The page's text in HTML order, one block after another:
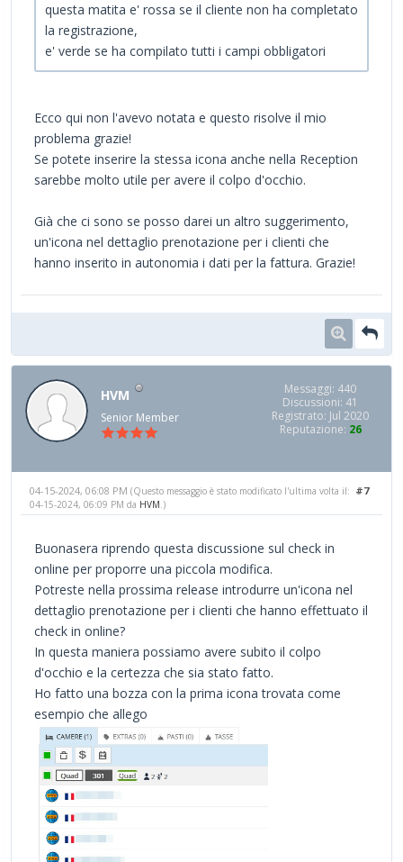
questa matita e' rossa se il cliente non ha completato
la registrazione,
e' verde se ha compilato tutti i campi obbligatori
Ecco qui non l'avevo notata e questo risolve il mio
problema grazie!
Se potete inserire la stessa icona anche nella Reception
sarebbe molto utile per avere il colpo d'occhio.
Già che ci sono se posso darei un altro suggerimento,
un'icona nel dettaglio prenotazione per i clienti che
hanno inserito in autonomia i dati per la fattura. Grazie!
HVM
Senior Member
Messaggi: 440
Discussioni: 41
Registrato: Jul 2020
Reputazione: 26
#7
04-15-2024, 06:08 PM (Questo messaggio è stato modificato l'ultima volta il:
04-15-2024, 06:09 PM da HVM.)
Buonasera riprendo questa discussione sul check in
online per proporre una piccola modifica.
Potreste nella prossima release introdurre un'icona nel
dettaglio prenotazione per i clienti che hanno effettuato il
check in online?
In questa maniera possiamo avere subito il colpo
d'occhio e la certezza che sia stato fatto.
Ho fatto una bozza con la prima icona trovata come
esempio che allego